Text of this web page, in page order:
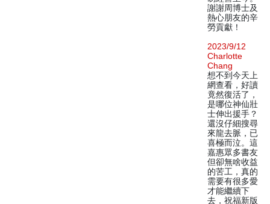
謝謝周博士及
熱心朋友的辛
勞貢獻！
2023/9/12
Charlotte
Chang
想不到今天上
網查看，好讀
竟然復活了，
是哪位神仙壯
士伸出援手？
還沒仔細搜尋
來龍去脈，已
喜極而泣。這
嘉惠眾多書友
但卻無啥收益
的苦工，真的
需要有很多愛
才能繼續下
去，祝福新版